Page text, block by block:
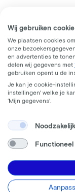
Wij delen een
Partner
(Cookie First)
Wij gebruiken
We plaatsen cookies
onze
en advertenties te
delen wij gegevens met
gebruiken opent u de
Je kan je cookie-
instellingen' welke je
‘Mijn gegevens'.
Noodzakelijk
Functioneel